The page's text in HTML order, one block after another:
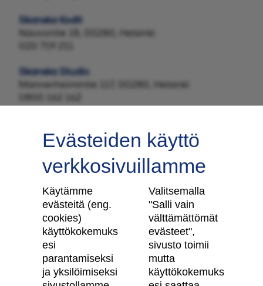
Skanska Kodit
Nauvontie 18, 00280, Helsinki
Skanska Studio
Mannerheimintie 117, 00280, Helsinki
0800 162 162
Tilaa uutiskirje
Skanska Kodit
Artikkelit
Evästeiden käyttö
verkkosivuillamme
Käytämme
evästeitä (eng.
cookies)
käyttökokemuks
esi
parantamiseksi
ja yksilöimiseksi
Valitsemalla
"Salli vain
välttämättömät
evästeet",
sivusto toimii
mutta
käyttökokemuks